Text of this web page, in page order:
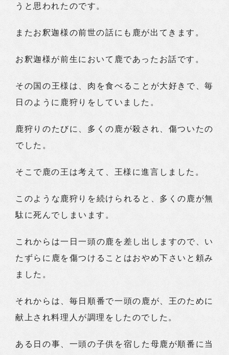
うと思われたのです。
またお釈迦様の前世の話にも鹿が出てきます。
お釈迦様が前生において鹿であったお話です。
その国の王様は、肉を食べることが大好きで、毎
日のように鹿狩りをしていました。
鹿狩りのたびに、多くの鹿が殺され、傷ついたの
でした。
そこで鹿の王は考えて、王様に進言しました。
このような鹿狩りを続けられると、多くの鹿が無
駄に死んでしまいます。
これからは一日一頭の鹿を差し出しますので、い
たずらに鹿を傷つけることはおやめ下さいと頼み
ました。
それからは、毎日順番で一頭の鹿が、王のために
献上され料理人が調理をしたのでした。
ある日の事、一頭の子供を宿した母鹿が順番に当